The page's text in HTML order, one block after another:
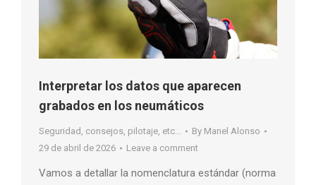
Interpretar los datos que aparecen
grabados en los neumáticos
Seguridad, consejos, pilotaje, etc... By Manel Alonso
29 de abril de 2026
Leave a comment
Vamos a detallar la nomenclatura estándar (norma